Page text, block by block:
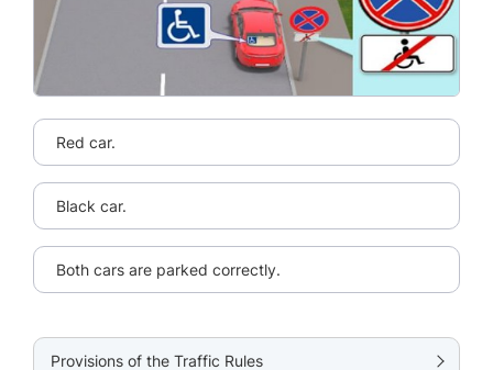
Red car.
Black car.
Both cars are parked correctly.
Provisions of the Traffic Rules